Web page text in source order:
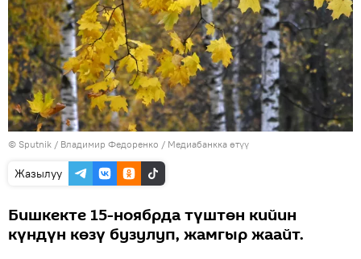
© Sputnik / Владимир Федоренко / Медиабанкка өтүү
Жазылуу
Бишкекте 15-ноябрда түштөн кийин
күндүн көзү бузулуп, жамгыр жаайт.